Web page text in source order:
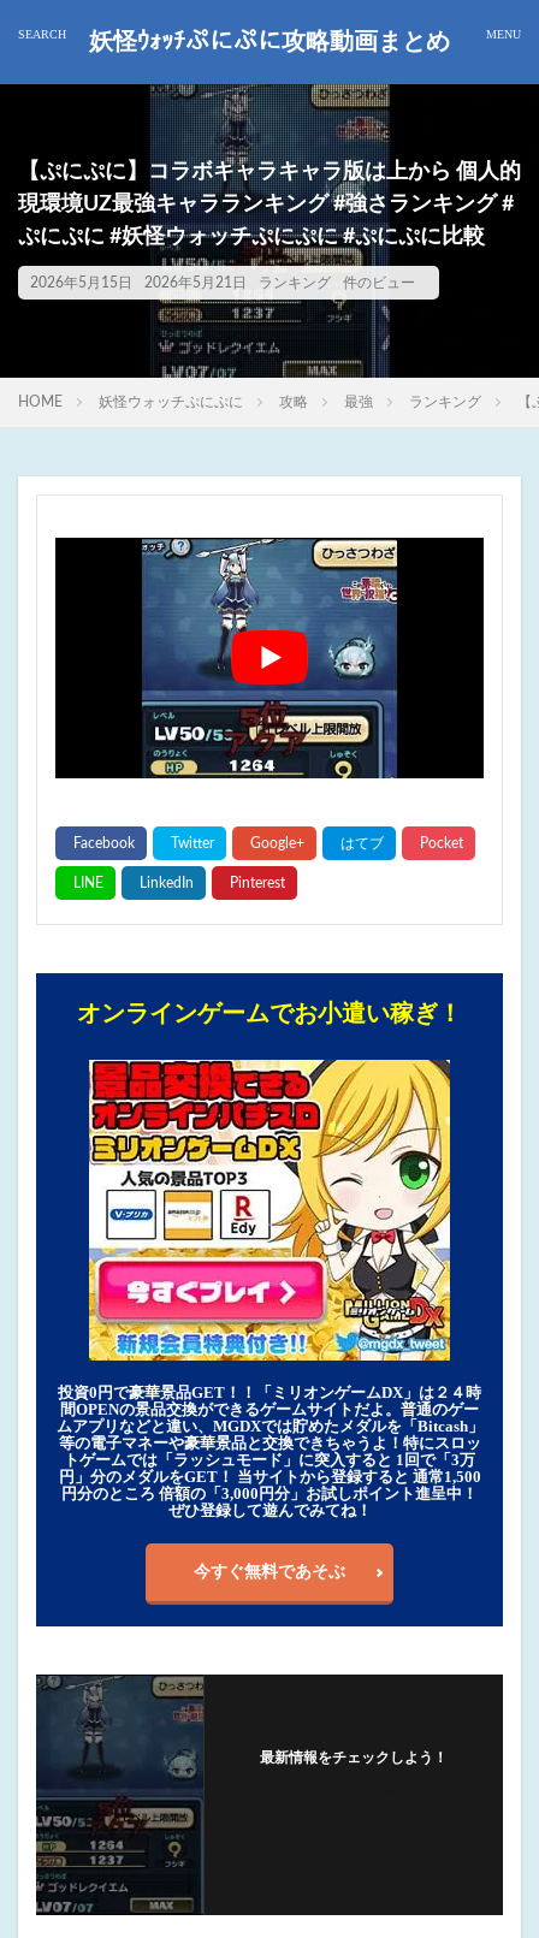
妖怪ｳｫｯﾁぷにぷに攻略動画まとめ
【ぷにぷに】コラボキャラキャラ版は上から 個人的
現環境UZ最強キャラランキング #強さランキング #
ぷにぷに #妖怪ウォッチぷにぷに #ぷにぷに比較
2026年5月15日 2026年5月21日 ランキング 件のビュー
HOME 妖怪ウォッチぷにぷに 攻略 最強 ランキング
オンラインゲームでお小遣い稼ぎ！
投資0円で豪華景品GET！！「ミリオンゲームDX」は２４時
間OPENの景品交換ができるゲームサイトだよ。普通のゲー
ムアプリなどと違い、MGDXでは貯めたメダルを「Bitcash」
等の電子マネーや豪華景品と交換できちゃうよ！特にスロッ
トゲームでは「ラッシュモード」に突入すると 1回で「3万
円」分のメダルをGET！ 当サイトから登録すると 通常1,500
円分のところ 倍額の「3,000円分」お試しポイント進呈中！
ぜひ登録して遊んでみてね！
今すぐ無料であそぶ
最新情報をチェックしよう！